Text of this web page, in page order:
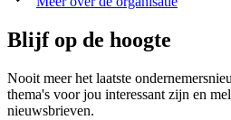
Blijf op de hoogte
Nooit meer het laatste
thema's voor jou interessant zijn en
nieuwsbrieven.